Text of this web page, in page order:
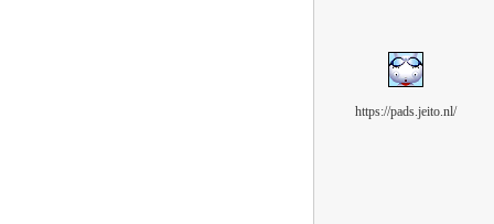
https://pads.jeito.nl/